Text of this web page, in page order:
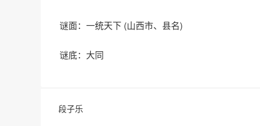
谜面：一统天下 (山西市、县名)
谜底：大同
段子乐